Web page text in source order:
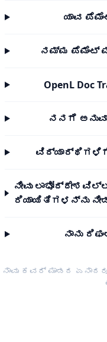
ಯಾವ
ನಮ್ಮ ಪೆಮೆಂಟ್
OpenL Doc
ನನಗೆ
ನೀವು
ರಿಯಾಯಿತಿಗಳನ್ನು
ನಾನು
ನಾವು ಕವರ್ ಮಾಡದ